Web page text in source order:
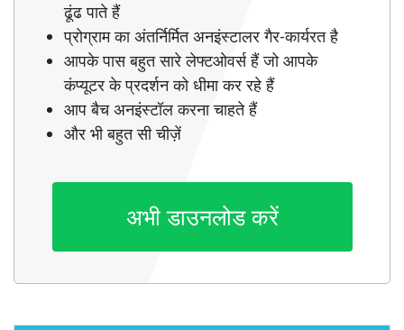
ढूंढ पाते हैं
प्रोग्राम का अंतर्निर्मित अनइंस्टालर गैर-कार्यरत है
आपके पास बहुत सारे लेफ्टओवर्स हैं जो आपके
कंप्यूटर के प्रदर्शन को धीमा कर रहे हैं
आप बैच अनइंस्टॉल करना चाहते हैं
और भी बहुत सी चीज़ें
अभी डाउनलोड करें